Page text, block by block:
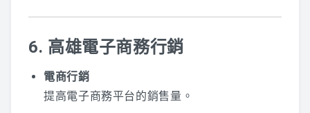
6. 高雄電子商務行銷
電商行銷
提高電子商務平台的銷售量。